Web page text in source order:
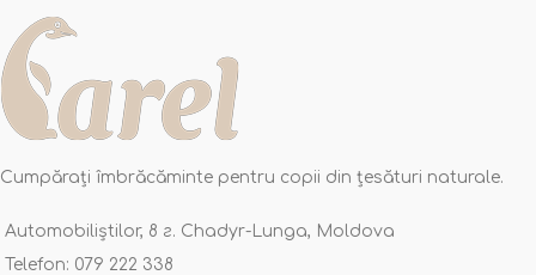
Cumpărați îmbrăcăminte pentru copii din țesături naturale.
Automobiliștilor, 8 г. Chadyr-Lunga, Moldova
Telefon: 079 222 338